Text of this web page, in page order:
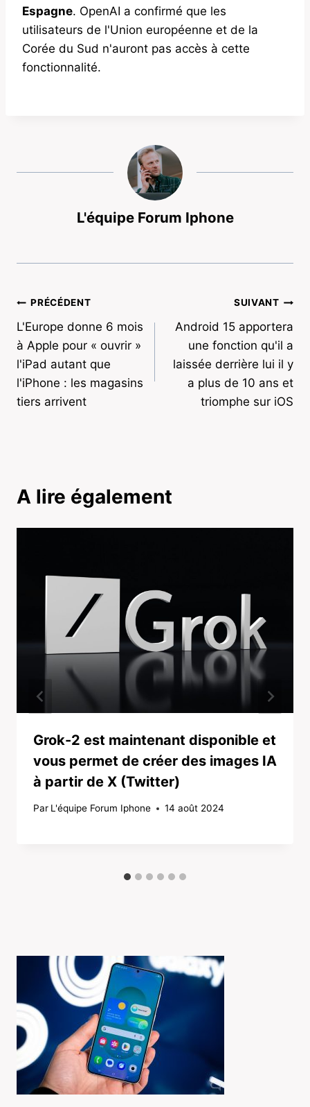
Espagne. OpenAI a confirmé que les
utilisateurs de l'Union européenne et de la
Corée du Sud n'auront pas accès à cette
fonctionnalité.
L'équipe Forum Iphone
Navigation
de
l’article
PRÉCÉDENT
L'Europe donne 6 mois
à Apple pour « ouvrir »
l'iPad autant que
l'iPhone : les magasins
tiers arrivent
SUIVANT
Android 15 apportera
une fonction qu'il a
laissée derrière lui il y
a plus de 10 ans et
triomphe sur iOS
A lire également
Grok-2 est maintenant disponible et
vous permet de créer des images IA
à partir de X (Twitter)
Par L'équipe Forum Iphone 14 août 2024